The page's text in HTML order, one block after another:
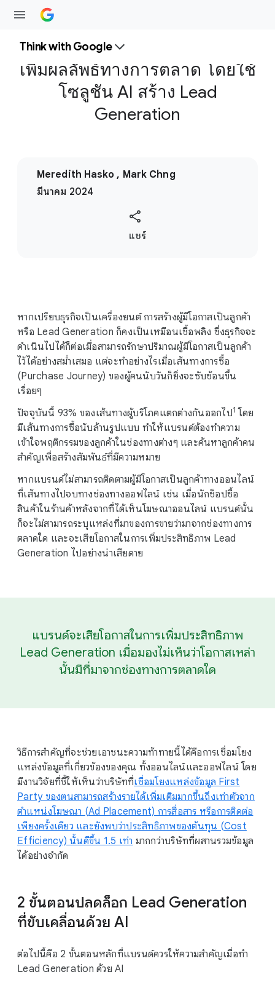
Think with Google
เพิ่มผลลัพธ์ทางการตลาด โดยใช้
โซลูชัน AI สร้าง Lead
Generation
Meredith Hasko , Mark Chng
มีนาคม 2024
S
M
o
u
l
แชร์
หากเปรียบธุรกิจเป็นเครื่องยนต์ การสร้างผู้มีโอกาสเป็นลูกค้า
หรือ Lead Generation ก็คงเป็นเหมือนเชื้อพลิง ซึ่งธุรกิจจะ
ดำเนินไปได้ก็ต่อเมื่อสามารถรักษาปริมาณผู้มีโอกาสเป็นลูกค้า
ไว้ได้อย่างสม่ำเสมอ แต่จะทำอย่างไรเมื่อเส้นทางการซื้อ
(Purchase Journey) ของผู้คนนับวันก็ยิ่งจะซับซ้อนขึ้น
เรื่อยๆ
ปัจจุบันนี้ 93% ของเส้นทางผู้บริโภคแตกต่างกันออกไป1 โดย
มีเส้นทางการซื้อนับล้านรูปแบบ ทำให้แบรนด์ต้องทำความ
เข้าใจพฤติกรรมของลูกค้าในช่องทางต่างๆ และค้นหาลูกค้าคน
สำคัญเพื่อสร้างสัมพันธ์ที่มีความหมาย
หากแบรนด์ไม่สามารถติดตามผู้มีโอกาสเป็นลูกค้าทางออนไลน์
ที่เส้นทางไปจบทางช่องทางออฟไลน์ เช่น เมื่อนักช็อปซื้อ
สินค้าในร้านค้าหลังจากที่ได้เห็นโฆษณาออนไลน์ แบรนด์นั้น
ก็จะไม่สามารถระบุแหล่งที่มาของการขายว่ามาจากช่องทางการ
ตลาดใด และจะเสียโอกาสในการเพิ่มประสิทธิภาพ Lead
Generation ไปอย่างน่าเสียดาย
แบรนด์จะเสียโอกาสในการเพิ่มประสิทธิภาพ
Lead Generation เมื่อมองไม่เห็นว่าโอกาสเหล่า
นั้นมีที่มาจากช่องทางการตลาดใด
วิธีการสำคัญที่จะช่วยเอาชนะความท้าทายนี้ได้คือการเชื่อมโยง
แหล่งข้อมูลที่เกี่ยวข้องของคุณ ทั้งออนไลน์และออฟไลน์ โดย
มีงานวิจัยที่ชี้ให้เห็นว่าบริษัทที่เชื่อมโยงแหล่งข้อมูล First
Party ของตนสามารถสร้างรายได้เพิ่มเติมมากขึ้นถึงเท่าตัวจาก
ตำแหน่งโฆษณา (Ad Placement) การสื่อสาร หรือการติดต่อ
เพียงครั้งเดียว และยังพบว่าประสิทธิภาพของต้นทุน (Cost
Efficiency) นั้นดีขึ้น 1.5 เท่า มากกว่าบริษัทที่ผสานรวมข้อมูล
ได้อย่างจำกัด
2 ขั้นตอนปลดล็อก Lead Generation
ที่ขับเคลื่อนด้วย AI
ต่อไปนี้คือ 2 ขั้นตอนหลักที่แบรนด์ควรให้ความสำคัญเมื่อทำ
Lead Generation ด้วย AI